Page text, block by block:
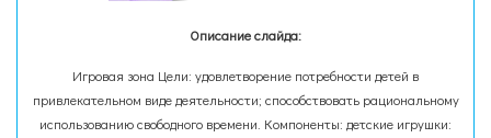
Описание слайда:
Игровая зона Цели: удовлетворение потребности детей в
привлекательном виде деятельности; способствовать рациональному
использованию свободного времени. Компоненты: детские игрушки: